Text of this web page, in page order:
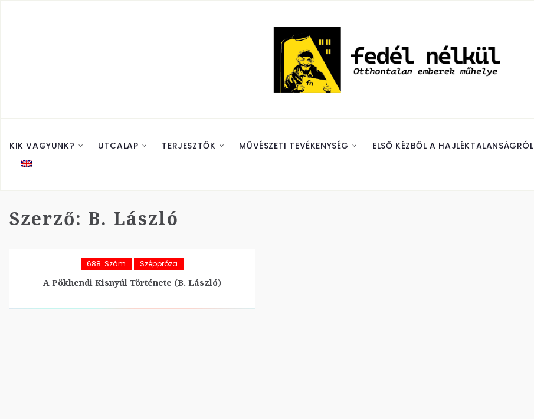
KIK VAGYUNK? UTCALAP TERJESZTŐK MŰVÉSZETI TEVÉKENYSÉG ELSŐ KÉZBŐL A HAJLÉKTALANSÁGRÓL
Szerző: B. László
688. Szám Széppróza
A Pökhendi Kisnyúl Története (B. László)